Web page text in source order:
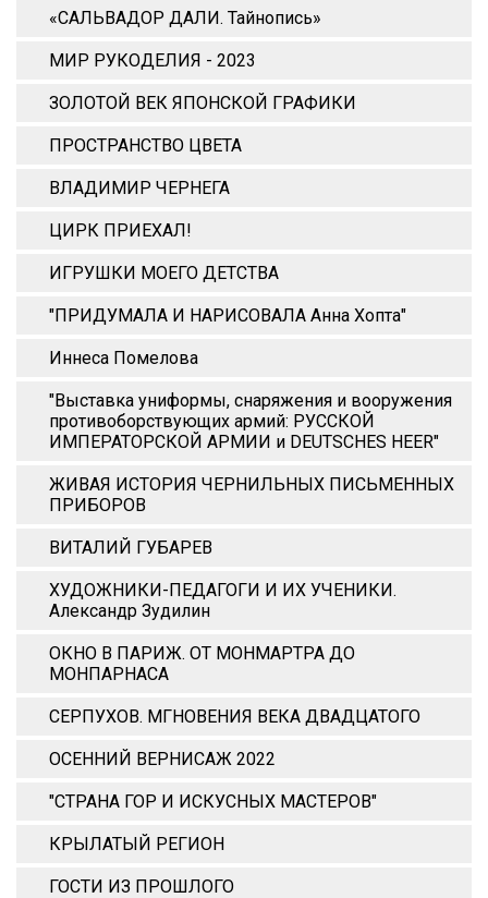
«САЛЬВАДОР ДАЛИ. Тайнопись»
МИР РУКОДЕЛИЯ - 2023
ЗОЛОТОЙ ВЕК ЯПОНСКОЙ ГРАФИКИ
ПРОСТРАНСТВО ЦВЕТА
ВЛАДИМИР ЧЕРНЕГА
ЦИРК ПРИЕХАЛ!
ИГРУШКИ МОЕГО ДЕТСТВА
"ПРИДУМАЛА И НАРИСОВАЛА Анна Xопта"
Иннеса Помелова
"Выставка униформы, снаряжения и вооружения
противоборствующих армий: РУССКОЙ
ИМПЕРАТОРСКОЙ АРМИИ и DEUTSCHES HEER"
ЖИВАЯ ИСТОРИЯ ЧЕРНИЛЬНЫХ ПИСЬМЕННЫХ
ПРИБОРОВ
ВИТАЛИЙ ГУБАРЕВ
ХУДОЖНИКИ-ПЕДАГОГИ И ИХ УЧЕНИКИ.
Александр Зудилин
ОКНО В ПАРИЖ. ОТ МОНМАРТРА ДО
МОНПАРНАСА
СЕРПУХОВ. МГНОВЕНИЯ ВЕКА ДВАДЦАТОГО
ОСЕННИЙ ВЕРНИСАЖ 2022
"СТРАНА ГОР И ИСКУСНЫХ МАСТЕРОВ"
КРЫЛАТЫЙ РЕГИОН
ГОСТИ ИЗ ПРОШЛОГО